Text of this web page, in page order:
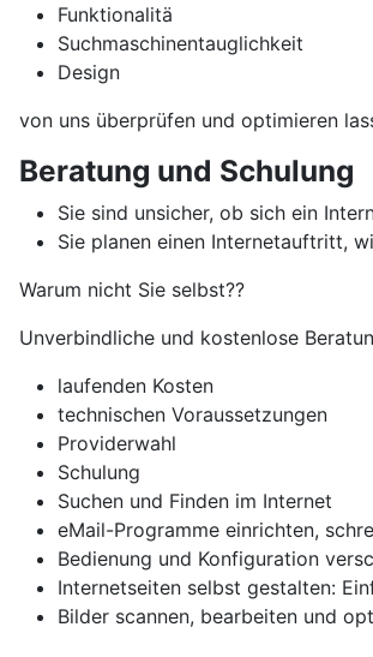
Funktionalitä
Suchmaschinentauglichkeit
Design
von uns überprüfen und optimieren
Beratung und Schulung
Sie sind unsicher, ob sich ein
Sie planen einen Internetauftritt,
Warum nicht Sie selbst??
Unverbindliche und kostenlose
laufenden Kosten
technischen Voraussetzungen
Providerwahl
Schulung
Suchen und Finden im Internet
eMail-Programme einrichten,
Bedienung und Konfiguration
Internetseiten selbst gestalten:
Bilder scannen, bearbeiten und